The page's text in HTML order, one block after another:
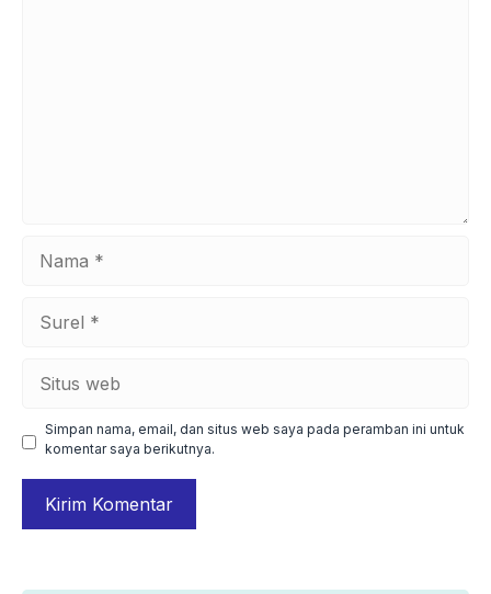
web
Simpan nama, email, dan situs web saya pada peramban ini untuk
komentar saya berikutnya.